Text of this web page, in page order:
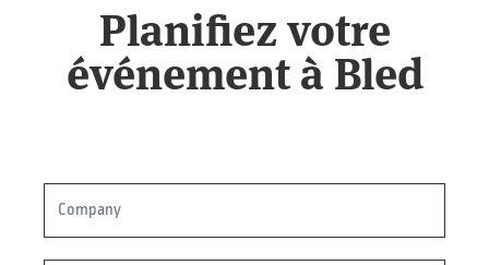
Planifiez votre
événement à Bled